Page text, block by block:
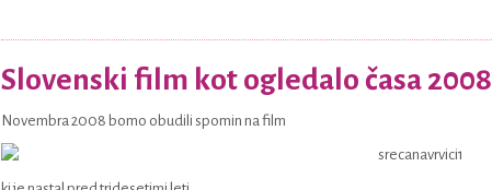
Slovenski film kot ogledalo časa 2008
Novembra 2008 bomo obudili spomin na film